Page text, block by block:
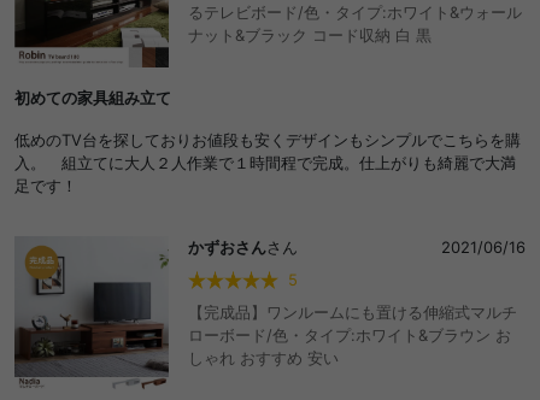
るテレビボード/色・タイプ:ホワイト&ウォール
ナット&ブラック コード収納 白 黒
初めての家具組み立て
低めのTV台を探しておりお値段も安くデザインもシンプルでこちらを購
入。 組立てに大人２人作業で１時間程で完成。仕上がりも綺麗で大満
足です！
かずおさんさん
2021/06/16
5
【完成品】ワンルームにも置ける伸縮式マルチ
ローボード/色・タイプ:ホワイト&ブラウン お
しゃれ おすすめ 安い